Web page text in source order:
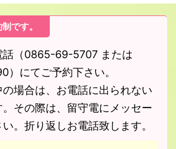
です。
話（0865-69-5707 または
にてご予約下さい。
場合は、お電話に出られない
その際は、留守電にメッセー
。折り返しお電話致します。